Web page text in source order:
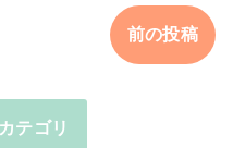
前の投稿
テゴリ